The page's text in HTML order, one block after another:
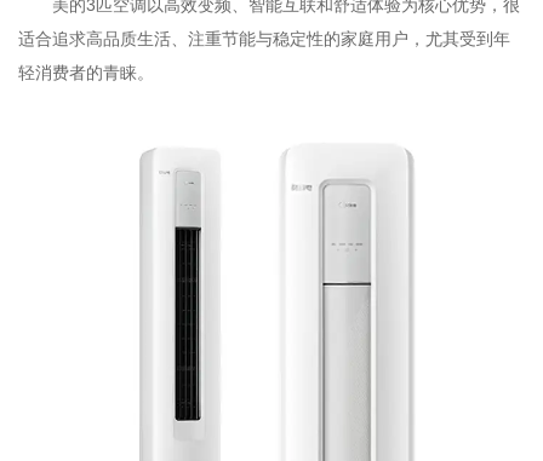
美的3匹空调以高效变频、智能互联和舒适体验为核心优势，很
适合追求高品质生活、注重节能与稳定性的家庭用户，尤其受到年
轻消费者的青睐。